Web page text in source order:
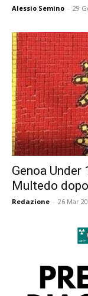
Alessio Semino - 29
Genoa
Multedo
Redazione - 26 Mar